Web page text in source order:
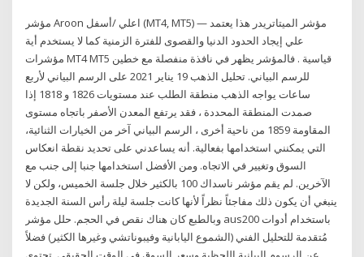
مؤشر Aroon اعلي /أسفل (MT4, MT5) — مؤشر الميتاتريدر هذا يعتمد
علي إيجاد الحدود الدنيا والقصوى للفترة الزمنية كما لا يستخدم أية
مؤشرات MT4 MT5 قياسية . فالمؤشر يظهر في نافذة منفصلة مع خطين
للرسم البياني. تحليل الذهب 19 يناير 2021 على الرسم البياني لأربع
ساعات يواجه الذهب منطقة الطلب عند مستويات 1826 و 1818 إذا
صمدت المنطقة المحددة ، فقد يرتفع المعدن الأصفر باتجاه مستوى
المقاومة 1859 من ناحية أخرى ، الرسم البياني آخر من الخيارات الثنائية،
التي يمكنني استخدامها بفعالية. أنه يساعدني على تحديد نقطة انعكاس
السوق وتغيير في الاتجاه. ومن الأفضل استخدامها جنبا إلى جنب مع
الآخرين. لم يقم مؤشر ناسداك 100 بالكثير خلال جلسة الخميس، ولكن لا
ينبغي أن يكون ذلك مفاجئاً نظراً لأنها كانت جلسة ليلة رأس السنة الجديدة
وبالطبع كان هناك نقص في الحجم. حلل مؤشر aus200 باستخدام أدوات
مُتقدمة للتحليل الفني (الشموع اليابانية وفيبوناتشي وغيرها الكثير) فضلاً